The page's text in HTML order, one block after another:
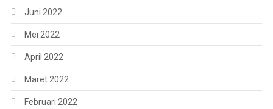
Juni 2022
Mei 2022
April 2022
Maret 2022
Februari 2022